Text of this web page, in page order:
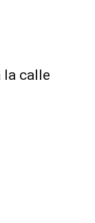
la calle